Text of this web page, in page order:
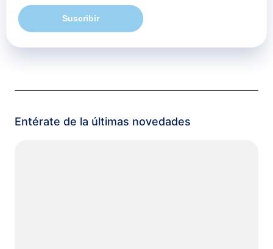
Entérate de la últimas novedades